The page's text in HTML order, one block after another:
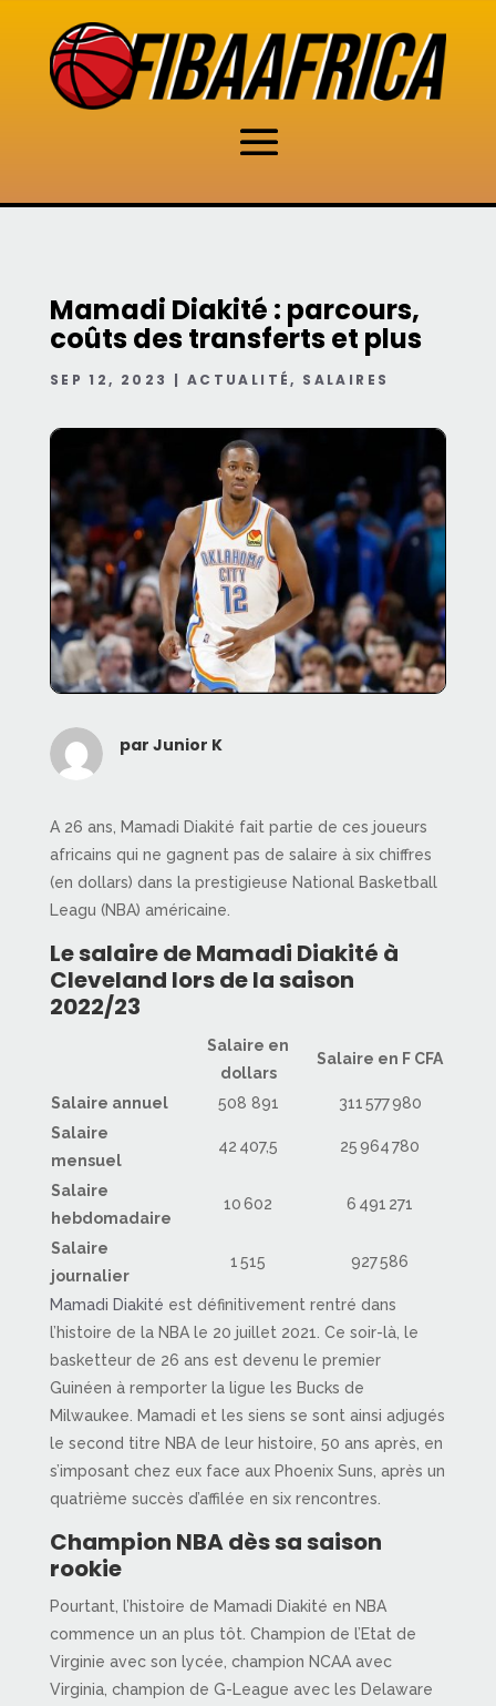
Mamadi Diakité : parcours,
coûts des transferts et plus
SEP 12, 2023 | ACTUALITÉ, SALAIRES
par Junior K
A 26 ans, Mamadi Diakité fait partie de ces joueurs
africains qui ne gagnent pas de salaire à six chiffres
(en dollars) dans la prestigieuse National Basketball
Leagu (NBA) américaine.
Le salaire de Mamadi Diakité à
Cleveland lors de la saison
2022/23
Salaire en
dollars
Salaire en F CFA
Salaire annuel 508 891
311 577 980
Salaire
mensuel
42 407,5 25 964 780
Salaire
hebdomadaire
10 602 6 491 271
Salaire
journalier
1 515 927 586
Mamadi Diakité est définitivement rentré dans
l’histoire de la NBA le 20 juillet 2021. Ce soir-là, le
basketteur de 26 ans est devenu le premier
Guinéen à remporter la ligue les Bucks de
Milwaukee. Mamadi et les siens se sont ainsi adjugés
le second titre NBA de leur histoire, 50 ans après, en
s’imposant chez eux face aux Phoenix Suns, après un
quatrième succès d’affilée en six rencontres.
Champion NBA dès sa saison
rookie
Pourtant, l’histoire de Mamadi Diakité en NBA
commence un an plus tôt. Champion de l’Etat de
Virginie avec son lycée, champion NCAA avec
Virginia, champion de G-League avec les Delaware